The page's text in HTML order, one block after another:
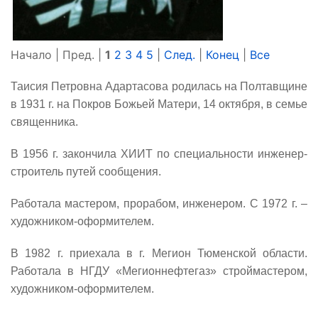
Начало | Пред. | 1 2 3 4 5 След. Конец Все
Таисия Петровна Адартасова родилась на Полтавщине
в 1931 г. на Покров Божьей Матери, 14 октября, в семье
священника.
В 1956 г. закончила ХИИТ по специальности инженер-
строитель путей сообщения.
Работала мастером, прорабом, инженером. С 1972 г. –
художником-оформителем.
В 1982 г. приехала в г. Мегион Тюменской области.
Работала в НГДУ «Мегионнефтегаз» строймастером,
художником-оформителем.